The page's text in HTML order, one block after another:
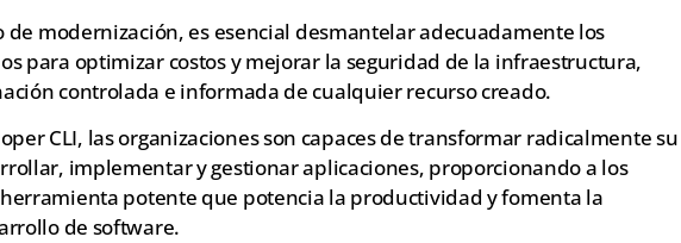
de modernización, es esencial desmantelar adecuadamente los
para optimizar costos y mejorar la seguridad de la infraestructura,
controlada e informada de cualquier recurso creado.
CLI, las organizaciones son capaces de transformar radicalmente su
implementar y gestionar aplicaciones, proporcionando a los
potente que potencia la productividad y fomenta la
de software.